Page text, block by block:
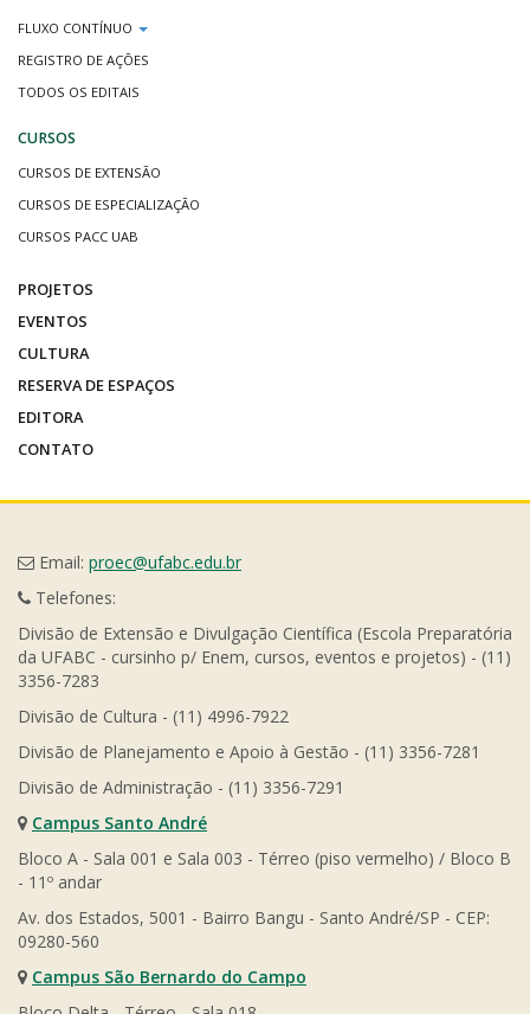
FLUXO CONTÍNUO
REGISTRO DE AÇÕES
TODOS OS EDITAIS
CURSOS
CURSOS DE EXTENSÃO
CURSOS DE ESPECIALIZAÇÃO
CURSOS PACC UAB
PROJETOS
EVENTOS
CULTURA
RESERVA DE ESPAÇOS
EDITORA
CONTATO
Email: proec@ufabc.edu.br
Telefones:
Divisão de Extensão e Divulgação Científica (Escola Preparatória
da UFABC - cursinho p/ Enem, cursos, eventos e projetos) - (11)
3356-7283
Divisão de Cultura - (11) 4996-7922
Divisão de Planejamento e Apoio à Gestão - (11) 3356-7281
Divisão de Administração - (11) 3356-7291
Campus Santo André
Bloco A - Sala 001 e Sala 003 - Térreo (piso vermelho) / Bloco B
- 11º andar
Av. dos Estados, 5001 - Bairro Bangu - Santo André/SP - CEP:
09280-560
Campus São Bernardo do Campo